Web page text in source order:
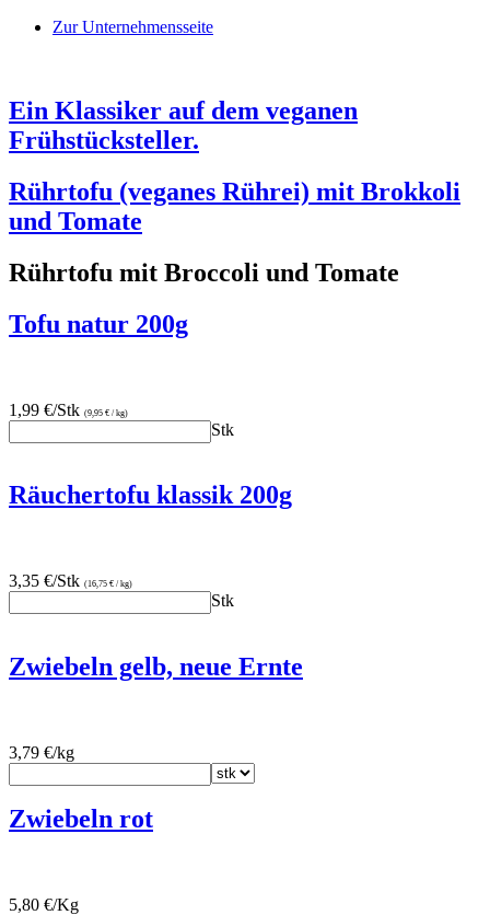
Zur Unternehmensseite
Ein Klassiker auf dem veganen
Frühstücksteller.
Rührtofu (veganes Rührei) mit Brokkoli
und Tomate
Rührtofu mit Broccoli und Tomate
Tofu natur 200g
1,99 €/Stk (9,95 € / kg)
Stk
Räuchertofu klassik 200g
3,35 €/Stk (16,75 € / kg)
Stk
Zwiebeln gelb, neue Ernte
3,79 €/kg
Zwiebeln rot
5,80 €/Kg